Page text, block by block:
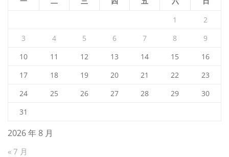
2026 年 8 月
1
2
3
4 5 6 7 8
9
10
11 12 13 14 15
16
17
18 19 20 21 22
23
24
25 26 27 28 29
30
31
« 7 月